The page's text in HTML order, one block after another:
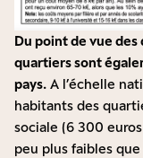
Du point de vue
quartiers sont
pays. A l’échelle
habitants des
sociale (6 300
peu plus faibles que